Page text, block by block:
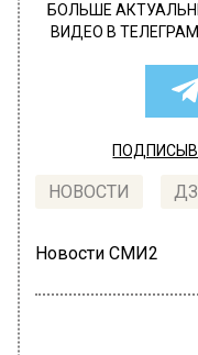
БОЛЬШЕ
ВИДЕО В
НОВОСТИ
Новости СМИ2